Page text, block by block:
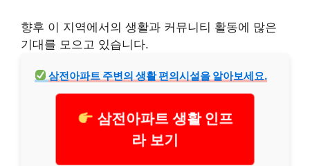
향후 이 지역에서의 생활과 커뮤니티 활동에 많은
기대를 모으고 있습니다.
삼전아파트 주변의 생활 편의시설을 알아보세요.
삼전아파트 생활 인프
라 보기